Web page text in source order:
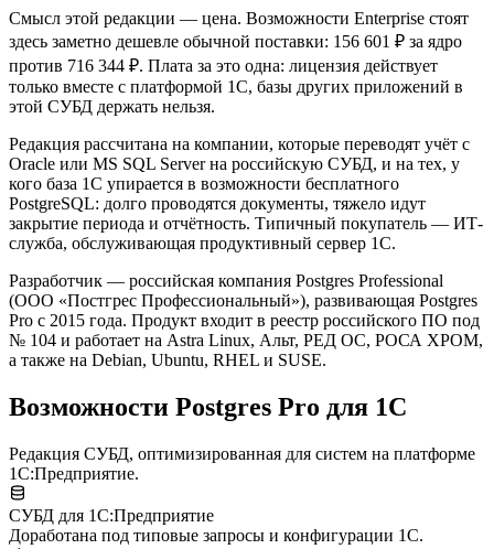
Смысл этой редакции — цена. Возможности Enterprise стоят
здесь заметно дешевле обычной поставки: 156 601 ₽ за ядро
против 716 344 ₽. Плата за это одна: лицензия действует
только вместе с платформой 1С, базы других приложений в
этой СУБД держать нельзя.
Редакция рассчитана на компании, которые переводят учёт с
Oracle или MS SQL Server на российскую СУБД, и на тех, у
кого база 1С упирается в возможности бесплатного
PostgreSQL: долго проводятся документы, тяжело идут
закрытие периода и отчётность. Типичный покупатель — ИТ-
служба, обслуживающая продуктивный сервер 1С.
Разработчик — российская компания Postgres Professional
(ООО «Постгрес Профессиональный»), развивающая Postgres
Pro с 2015 года. Продукт входит в реестр российского ПО под
№ 104 и работает на Astra Linux, Альт, РЕД ОС, РОСА ХРОМ,
а также на Debian, Ubuntu, RHEL и SUSE.
Возможности Postgres Pro для 1С
Редакция СУБД, оптимизированная для систем на платформе
1С:Предприятие.
СУБД для 1С:Предприятие
Доработана под типовые запросы и конфигурации 1С.